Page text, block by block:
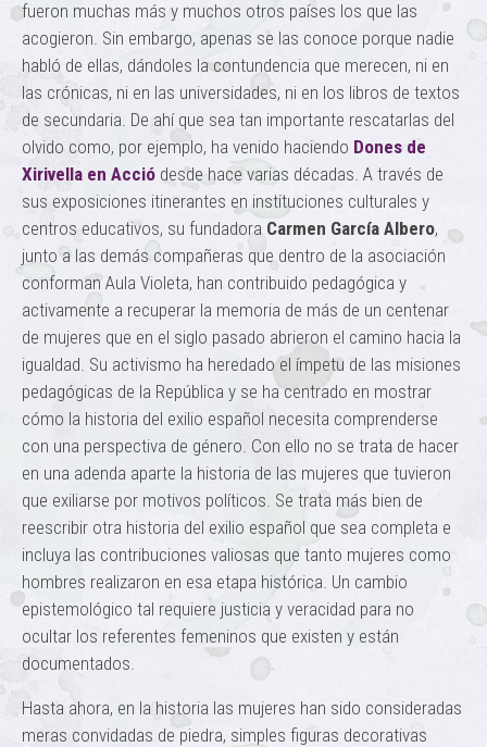
fueron muchas más y muchos otros países los que las
acogieron. Sin embargo, apenas se las conoce porque nadie
habló de ellas, dándoles la contundencia que merecen, ni en
las crónicas, ni en las universidades, ni en los libros de textos
de secundaria. De ahí que sea tan importante rescatarlas del
olvido como, por ejemplo, ha venido haciendo Dones de
Xirivella en Acció desde hace varias décadas. A través de
sus exposiciones itinerantes en instituciones culturales y
centros educativos, su fundadora Carmen García Albero,
junto a las demás compañeras que dentro de la asociación
conforman Aula Violeta, han contribuido pedagógica y
activamente a recuperar la memoria de más de un centenar
de mujeres que en el siglo pasado abrieron el camino hacia la
igualdad. Su activismo ha heredado el ímpetu de las misiones
pedagógicas de la República y se ha centrado en mostrar
cómo la historia del exilio español necesita comprenderse
con una perspectiva de género. Con ello no se trata de hacer
en una adenda aparte la historia de las mujeres que tuvieron
que exiliarse por motivos políticos. Se trata más bien de
reescribir otra historia del exilio español que sea completa e
incluya las contribuciones valiosas que tanto mujeres como
hombres realizaron en esa etapa histórica. Un cambio
epistemológico tal requiere justicia y veracidad para no
ocultar los referentes femeninos que existen y están
documentados.
Hasta ahora, en la historia las mujeres han sido consideradas
meras convidadas de piedra, simples figuras decorativas